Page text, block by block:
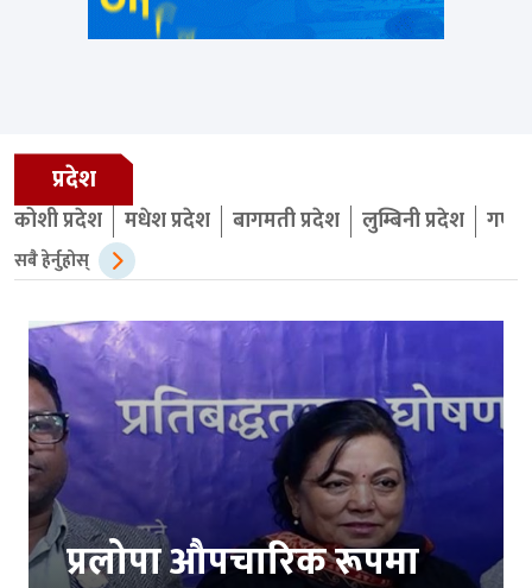
प्रदेश
कोशी प्रदेश मधेश प्रदेश बागमती प्रदेश लुम्बिनी प्रदेश
सबै हेर्नुहोस्
प्रलोपा औपचारिक रूपमा